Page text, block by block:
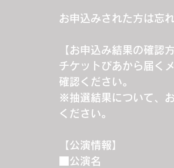
お申込みされた方は忘
【お申込み結果の確認方
チケットぴあから届く
確認ください。
※抽選結果について、
ください。
【公演情報】
■公演名